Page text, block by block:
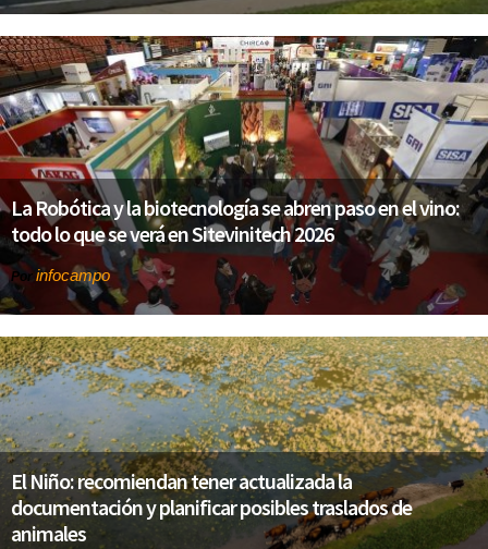
La Robótica y la biotecnología se abren paso en el vino:
todo lo que se verá en Sitevinitech 2026
Por infocampo
El Niño: recomiendan tener actualizada la
documentación y planificar posibles traslados de
animales